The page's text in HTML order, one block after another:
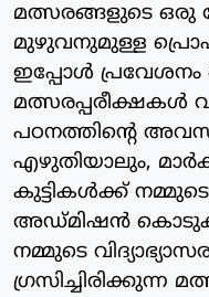
മത്സരങ്ങളുടെ ഒരു
മുഴുവനുമുള്ള
ഇപ്പോൾ
മത്സരപ്പരീക്ഷകൾ
പഠനത്തിന്റെ
എഴുതിയാലും,
കുട്ടികൾക്ക്
അഡ്മിഷൻ കൊടുക്കു
നമ്മുടെ
ഗ്രസിച്ചിരിക്കുന്ന